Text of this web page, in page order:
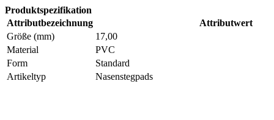
Produktspezifikation
Attributbezeichnung
Attributwert
Größe (mm)
17,00
Material
PVC
Form
Standard
Artikeltyp
Nasenstegpads